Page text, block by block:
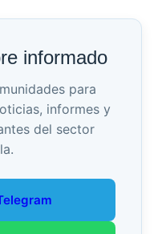
informado
para
informes y
del sector